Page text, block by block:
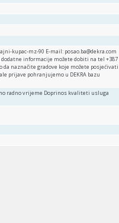
kupac-mz-90 E-mail: posao.ba@dekra.com
dodatne informacije možete dobiti na tel +387
da naznačite gradove koje možete posjećivati
prijave pohranjujemo u DEKRA bazu
radno vrijeme Doprinos kvaliteti usluga